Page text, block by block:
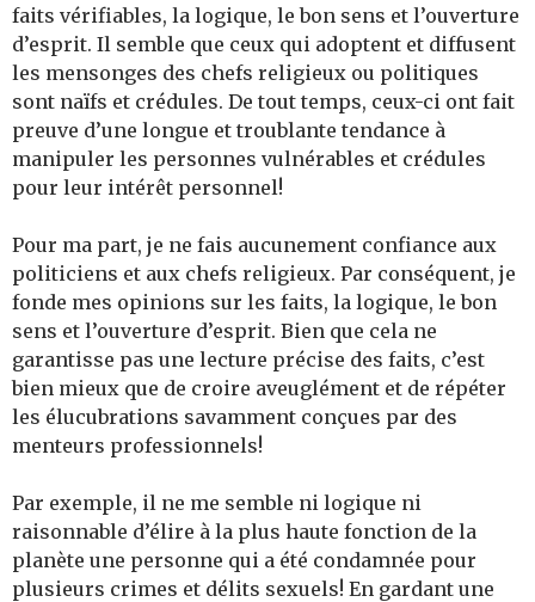
faits vérifiables, la logique, le bon sens et l’ouverture
d’esprit. Il semble que ceux qui adoptent et diffusent
les mensonges des chefs religieux ou politiques
sont naïfs et crédules. De tout temps, ceux-ci ont fait
preuve d’une longue et troublante tendance à
manipuler les personnes vulnérables et crédules
pour leur intérêt personnel!
Pour ma part, je ne fais aucunement confiance aux
politiciens et aux chefs religieux. Par conséquent, je
fonde mes opinions sur les faits, la logique, le bon
sens et l’ouverture d’esprit. Bien que cela ne
garantisse pas une lecture précise des faits, c’est
bien mieux que de croire aveuglément et de répéter
les élucubrations savamment conçues par des
menteurs professionnels!
Par exemple, il ne me semble ni logique ni
raisonnable d’élire à la plus haute fonction de la
planète une personne qui a été condamnée pour
plusieurs crimes et délits sexuels! En gardant une